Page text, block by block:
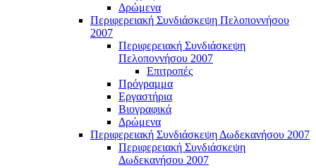
Δρώμενα
Περιφερειακή Συνδιάσκεψη Πελοποννήσου
2007
Περιφερειακή Συνδιάσκεψη
Πελοποννήσου 2007
Επιτροπές
Πρόγραμμα
Εργαστήρια
Βιογραφικά
Δρώμενα
Περιφερειακή Συνδιάσκεψη Δωδεκανήσου 2007
Περιφερειακή Συνδιάσκεψη
Δωδεκανήσου 2007